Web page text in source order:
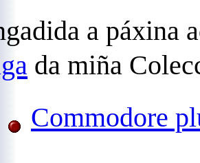
a páxina
da miña
Commodore